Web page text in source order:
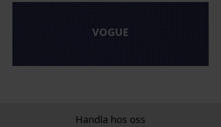
VOGUE
Handla hos oss